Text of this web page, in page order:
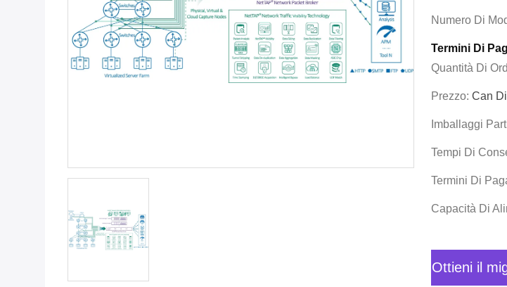
Numero Di
Termini Di
Quantità Di
Prezzo: Can
Imballaggi
Tempi Di
Termini Di
Capacità Di
Ottieni il